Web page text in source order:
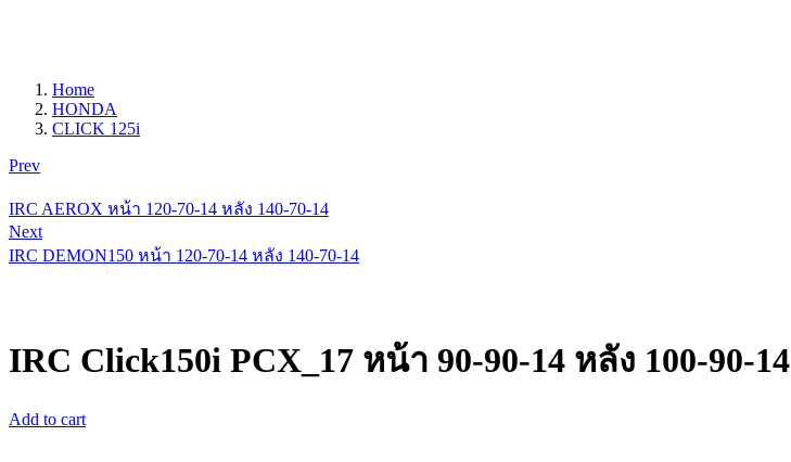
Home
HONDA
CLICK 125i
Prev
IRC AEROX หน้า 120-70-14 หลัง 140-70-14
Next
IRC DEMON150 หน้า 120-70-14 หลัง 140-70-14
IRC Click150i PCX_17 หน้า 90-90-14 หลัง 100-90-14
Add to cart